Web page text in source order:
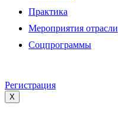
Практика
Мероприятия отрасли
Соцпрограммы
Регистрация
X